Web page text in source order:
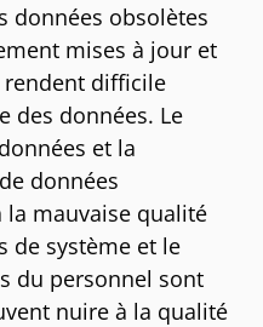
données obsolètes
mises à jour et
rendent difficile
des données. Le
et la
données
mauvaise qualité
de système et le
du personnel sont
nuire à la qualité